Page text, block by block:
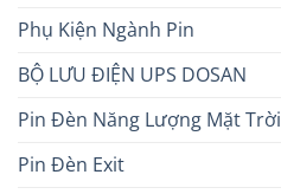
Phụ Kiện Ngành Pin
BỘ LƯU ĐIỆN UPS DOSAN
Pin Đèn Năng Lượng Mặt Trời
Pin Đèn Exit